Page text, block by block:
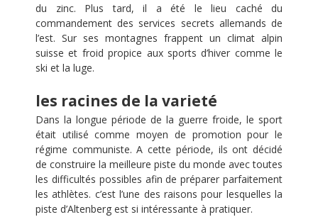
du zinc. Plus tard, il a été le lieu caché du
commandement des services secrets allemands de
l’est. Sur ses montagnes frappent un climat alpin
suisse et froid propice aux sports d’hiver comme le
ski et la luge.
les racines de la varieté
Dans la longue période de la guerre froide, le sport
était utilisé comme moyen de promotion pour le
régime communiste. A cette période, ils ont décidé
de construire la meilleure piste du monde avec toutes
les difficultés possibles afin de préparer parfaitement
les athlètes. c’est l’une des raisons pour lesquelles la
piste d’Altenberg est si intéressante à pratiquer.